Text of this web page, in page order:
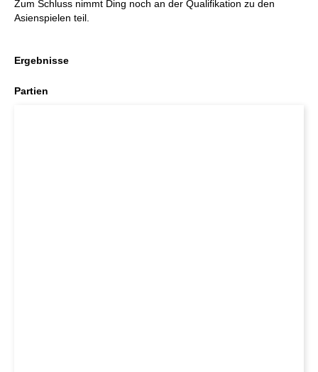
Zum Schluss nimmt Ding noch an der Qualifikation zu den
Asienspielen teil.
Ergebnisse
Partien